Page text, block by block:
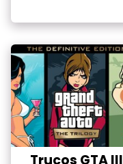
Trucos GTA III